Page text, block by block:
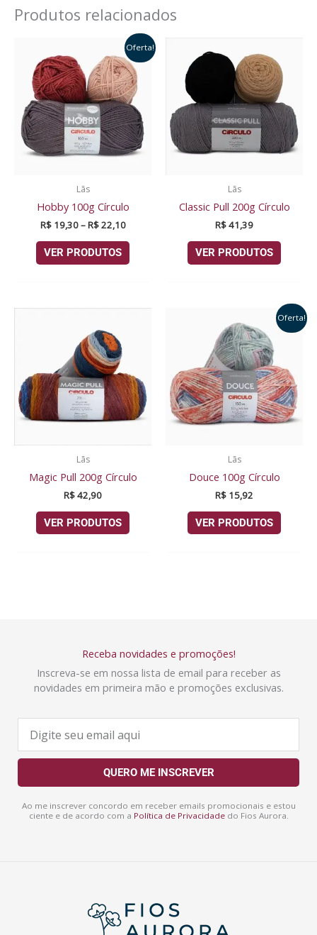
Produtos relacionados
Oferta!
Lãs
Hobby 100g Círculo
R$19,30–R$22,10
Faixa
de
preço:
R$ 19,30
através
R$ 22,10
VER PRODUTOS
Lãs
Classic Pull 200g Círculo
R$41,39
VER PRODUTOS
Lãs
Magic Pull 200g Círculo
R$42,90
VER PRODUTOS
Oferta!
Lãs
Douce 100g Círculo
R$ 15,92
VER PRODUTOS
Receba novidades e promoções!
Inscreva-se em nossa lista de email para receber as
novidades em primeira mão e promoções exclusivas.
m
i
QUERO ME INSCREVER
Ao me inscrever concordo em receber emails promocionais e estou
ciente e de acordo com a Política de Privacidadedo Fios Aurora.